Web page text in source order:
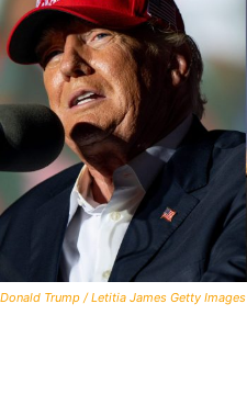
Donald Trump / Letitia James Getty Images